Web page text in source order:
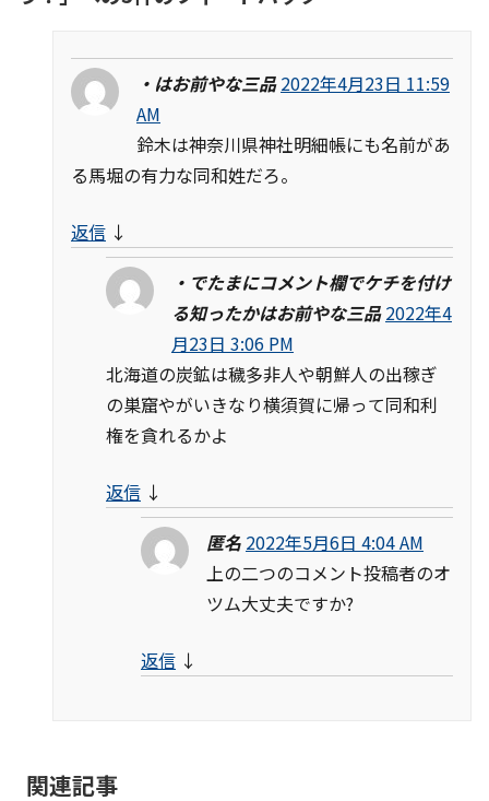
・はお前やな三品 2022年4月23日 11:59
AM
鈴木は神奈川県神社明細帳にも名前があ
る馬堀の有力な同和姓だろ。
返信 ↓
・でたまにコメント欄でケチを付け
る知ったかはお前やな三品 2022年4
月23日 3:06 PM
北海道の炭鉱は穢多非人や朝鮮人の出稼ぎ
の巣窟やがいきなり横須賀に帰って同和利
権を貪れるかよ
返信 ↓
匿名 2022年5月6日 4:04 AM
上の二つのコメント投稿者のオ
ツム大丈夫ですか?
返信 ↓
関連記事